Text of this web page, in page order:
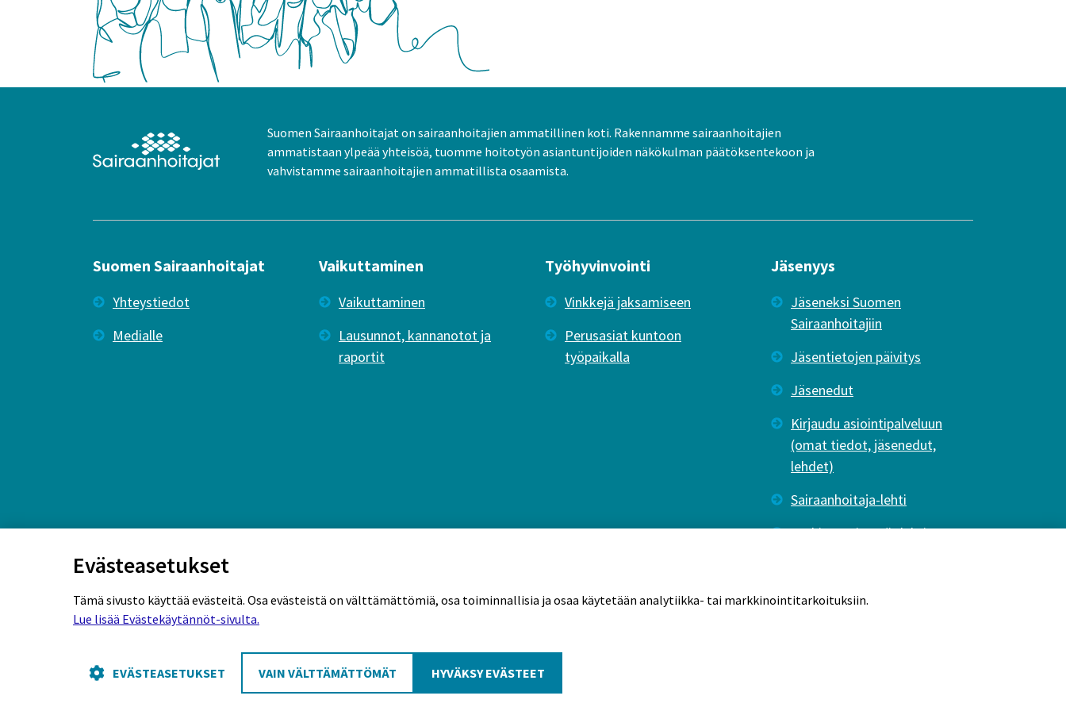
Suomen Sairaanhoitajat on sairaanhoitajien ammatillinen koti. Rakennamme sairaanhoitajien
ammatistaan ylpeää yhteisöä, tuomme hoitotyön asiantuntijoiden näkökulman päätöksentekoon ja
vahvistamme sairaanhoitajien ammatillista osaamista.
Suomen Sairaanhoitajat
Yhteystiedot
Medialle
Vaikuttaminen
Vaikuttaminen
Lausunnot, kannanotot ja
raportit
Työhyvinvointi
Vinkkejä jaksamiseen
Perusasiat kuntoon
työpaikalla
Jäsenyys
Jäseneksi Suomen
Sairaanhoitajiin
Jäsentietojen päivitys
Jäsenedut
Kirjaudu asiointipalveluun
(omat tiedot, jäsenedut,
lehdet)
Sairaanhoitaja-lehti
Tutkiva Hoitotyö -lehti
Rekisteriseloste Tietosuojaseloste
Poutapilvi web design
Evästeasetukset
Tämä sivusto käyttää evästeitä. Osa evästeistä on välttämättömiä, osa toiminnallisia ja osaa käytetään analytiikka- tai markkinointitarkoituksiin.
Lue lisää Evästekäytännöt-sivulta.
EVÄSTEASETUKSET VAIN VÄLTTÄMÄTTÖMÄT HYVÄKSY EVÄSTEET